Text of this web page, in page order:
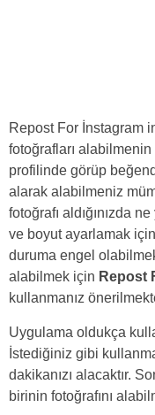
Repost For İnstagram
fotoğrafları alabilmenin
profilinde görüp
alarak alabilmeniz
fotoğrafı aldığınızda
ve boyut ayarlamak
duruma engel
alabilmek için Repost
kullanmanız
Uygulama oldukça
İstediğiniz gibi
dakikanızı alacaktır.
birinin fotoğrafını